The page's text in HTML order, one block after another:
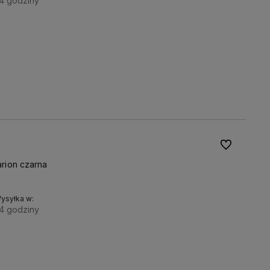
czarna
w:
godziny
Do ulubionych